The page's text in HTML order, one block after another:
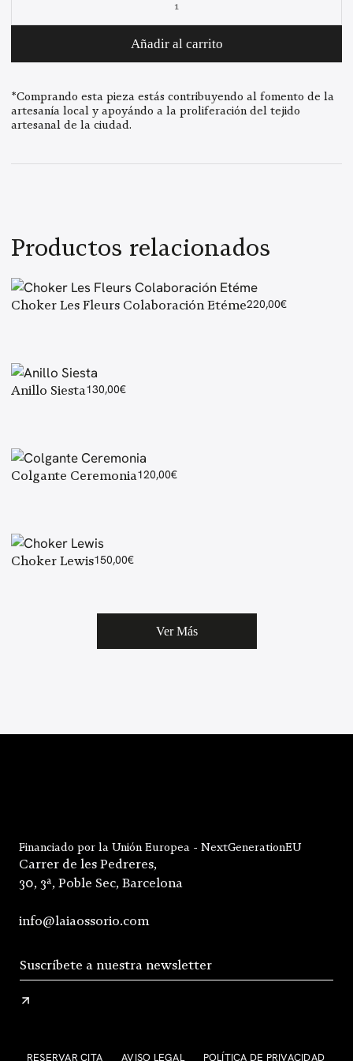
Añadir al carrito
*Comprando esta pieza estás contribuyendo al fomento de la
artesanía local y apoyándo a la proliferación del tejido
artesanal de la ciudad.
Productos relacionados
Choker Les Fleurs Colaboración Etéme220,00€
Anillo Siesta130,00€
Colgante Ceremonia120,00€
Choker Lewis150,00€
Ver Más
Financiado por la Unión Europea - NextGenerationEU
Carrer de les Pedreres,
30, 3ª, Poble Sec, Barcelona
info@laiaossorio.com
RESERVAR CITA AVISO LEGAL POLÍTICA DE PRIVACIDAD